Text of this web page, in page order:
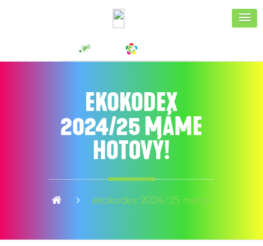
EKOKODEX
2024/25 MÁME
HOTOVÝ!
ekokodex 2024/25 máme hotový!